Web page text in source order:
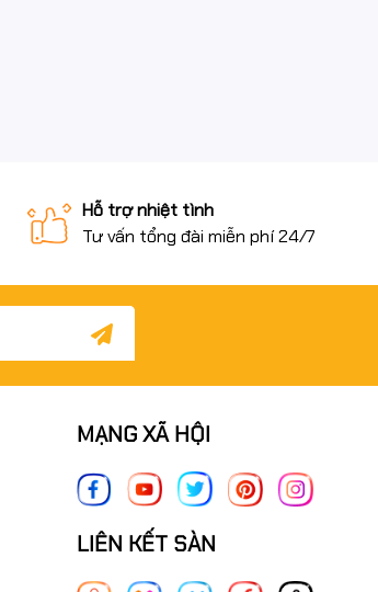
Hỗ trợ nhiệt tình
Tư vấn tổng đài miễn phí 24/7
MẠNG XÃ HỘI
LIÊN KẾT SÀN